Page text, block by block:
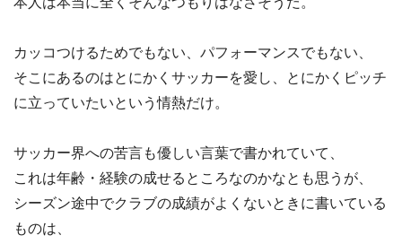
カッコつけるためでもない、パフォーマンスでもない、
そこにあるのはとにかくサッカーを愛し、とにかくピッチ
に立っていたいという情熱だけ。
サッカー界への苦言も優しい言葉で書かれていて、
これは年齢・経験の成せるところなのかなとも思うが、
シーズン途中でクラブの成績がよくないときに書いている
ものは、